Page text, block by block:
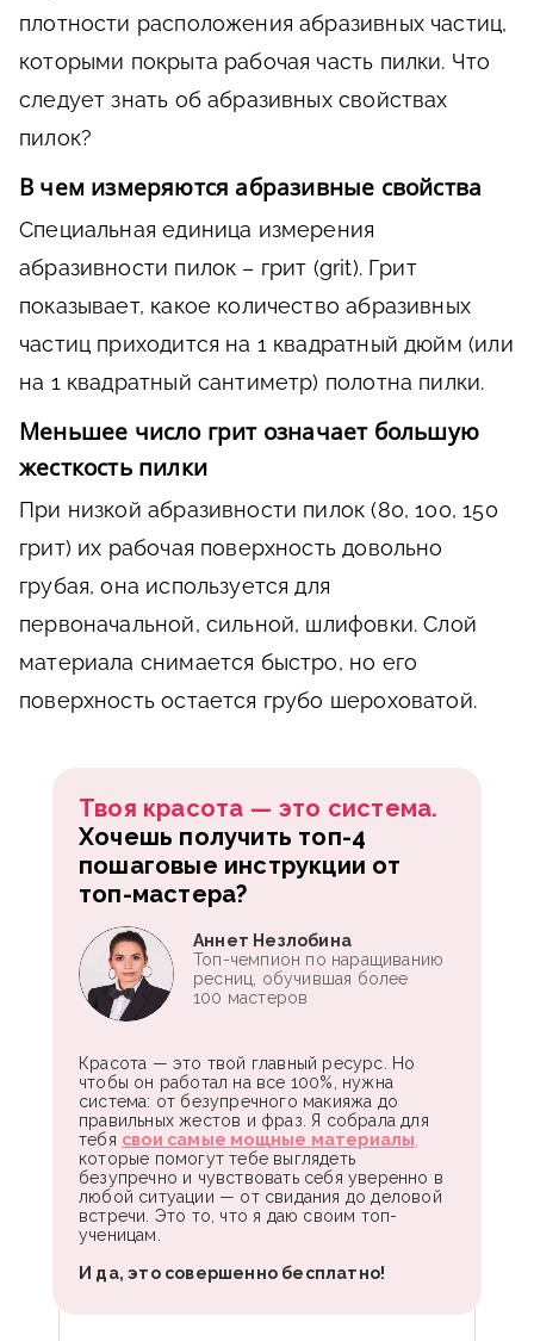
плотности расположения абразивных частиц,
которыми покрыта рабочая часть пилки. Что
следует знать об абразивных свойствах
пилок?
В чем измеряются абразивные свойства
Специальная единица измерения
абразивности пилок – грит (grit). Грит
показывает, какое количество абразивных
частиц приходится на 1 квадратный дюйм (или
на 1 квадратный сантиметр) полотна пилки.
Меньшее число грит означает большую
жесткость пилки
При низкой абразивности пилок (80, 100, 150
грит) их рабочая поверхность довольно
грубая, она используется для
первоначальной, сильной, шлифовки. Слой
материала снимается быстро, но его
поверхность остается грубо шероховатой.
Твоя красота — это система.
Хочешь получить топ-4
пошаговые инструкции от
топ-мастера?
Красота — это твой главный ресурс. Но
чтобы он работал на все 100%, нужна
система: от безупречного макияжа до
правильных жестов и фраз. Я собрала для
тебя свои самые мощные материалы
которые помогут тебе выглядеть
безупречно и чувствовать себя уверенно в
любой ситуации — от свидания до деловой
встречи. Это то, что я даю своим топ-
ученицам.
И да, это совершенно бесплатно!
Аннет Незлобина
Топ-чемпион по наращиванию
ресниц, обучившая более
100 мастеров